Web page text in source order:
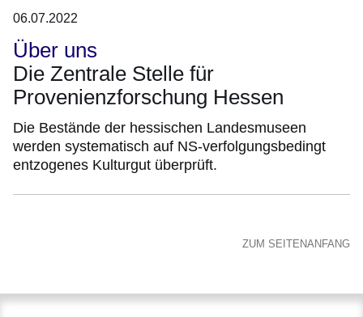
06.07.2022
Über uns
Die Zentrale Stelle für
Provenienzforschung Hessen
Die Bestände der hessischen Landesmuseen
werden systematisch auf NS-verfolgungsbedingt
entzogenes Kulturgut überprüft.
ZUM SEITENANFANG